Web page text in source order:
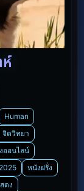
Human
จิตวิทยา
ออนไลน์
หนังฝรั่ง
ดง